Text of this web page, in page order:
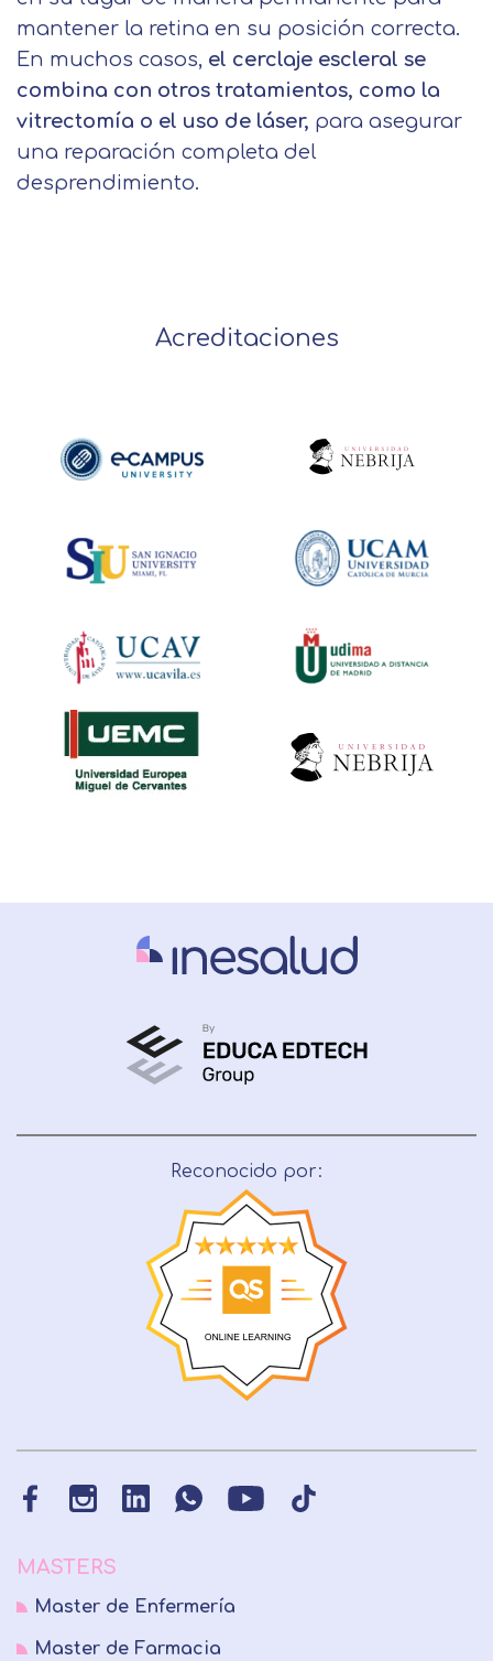
mantener la retina en su posición correcta.
En muchos casos, el cerclaje escleral se
combina con otros tratamientos, como la
vitrectomía o el uso de láser, para asegurar
una reparación completa del
desprendimiento.
Acreditaciones
Reconocido por:
MASTERS
Master de Enfermería
Master de Farmacia